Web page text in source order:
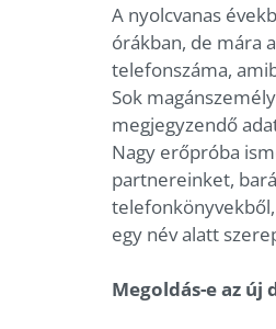
A nyolcvanas
órákban, de mára
telefonszáma,
Sok
megjegyzendő
Nagy erőpróba
partnereinket,
egy név alatt
Megoldás-e az új